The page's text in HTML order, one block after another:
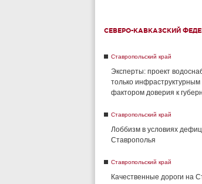
СЕВЕРО-КАВКАЗСКИЙ
Ставропольский край
Эксперты: проект
только
фактором доверия к
Ставропольский край
Лоббизм в условиях
Ставрополья
Ставропольский край
Качественные дороги на